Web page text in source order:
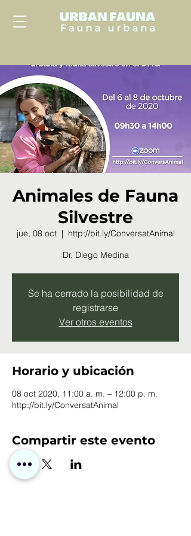
Animales de Fauna
Silvestre
jue, 08 oct
  |
http://bit.ly/ConversatAnimal
Dr. Diego Medina
Se ha cerrado la posibilidad de
registrarse
Ver otros eventos
Horario y ubicación
08 oct 2020, 11:00 a. m. – 12:00 p. m.
http://bit.ly/ConversatAnimal
Compartir este evento